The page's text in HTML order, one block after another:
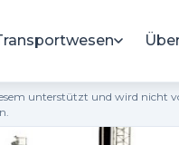
unterstützt und wird nicht